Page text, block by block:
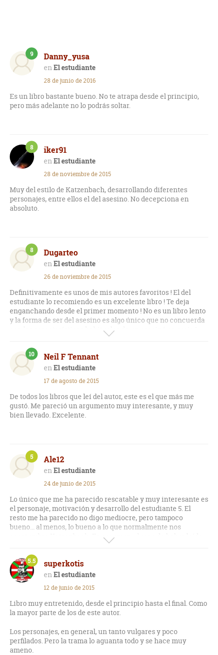
Danny_yusa
El estudiante
9
28 de junio de 2016
Es un libro bastante bueno. No te atrapa desde el principio,
pero más adelante no lo podrás soltar.
iker91
El estudiante
8
28 de noviembre de 2015
Muy del estilo de Katzenbach, desarrollando diferentes
personajes, entre ellos el del asesino. No decepciona en
absoluto.
Dugarteo
El estudiante
8
26 de noviembre de 2015
Definitivamente es unos de mis autores favoritos ! El del
estudiante lo recomiendo es un excelente libro ! Te deja
enganchando desde el primer momento ! No es un libro lento
y la forma de ser del asesino es algo único que no concuerda
con las características habituales de un asesinó en serie !
Además es calculador y sus asesinatos son hechos
planificados con años de antelación todo para que parezca un
accidente ! Puede que el tema de parecer un accidente sea
un poco trillado pero a diferencia de muchos la planificación
de un accidente es un proceso lento pausado en donde se
analiza cada aspecto de la víctima cada rutina cada espacio
de su vida de tal forma que el asesinó llega a conocer mejor a
la víctima que la víctima así mismo y al mismo tiempo el
asesino estudia se prepara en el arte de matar y todo lo que
en común ! La forma que el autor describir cada aspecto de
un escenario o de una persona hacer que la imaginación
puede ser guiada para que los pensamientos sean como una
película en tu mente ! Para mi de 10 estrellas obtuvo 8 !
Neil F Tennant
El estudiante
10
17 de agosto de 2015
De todos los libros que leí del autor, este es el que más me
gustó. Me pareció un argumento muy interesante, y muy
bien llevado. Excelente.
Ale12
El estudiante
5
24 de junio de 2015
Lo único que me ha parecido rescatable y muy interesante es
el personaje, motivación y desarrollo del estudiante 5. El
resto me ha parecido no digo mediocre, pero tampoco
bueno... al menos, lo bueno a lo que normalmente nos
acostumbra Katzenbach. En resumen... luego de haber leído
los 13 libros de este genio de autor... El Estudiante es el
segundo libro que menos me ha gustado luego de Un Asunto
Pendiente que en realidad sí fue una obra pésima.
superkotis
El estudiante
5.5
12 de junio de 2015
Libro muy entretenido, desde el principio hasta el final. Como
la mayor parte de los de este autor.
Los personajes, en general, un tanto vulgares y poco
perfilados. Pero la trama lo aguanta todo y se hace muy
ameno.